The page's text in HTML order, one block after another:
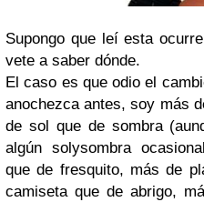
Supongo que leí esta
vete a saber dónde.
El caso es que odio el
anochezca antes, soy más
de sol que de sombra
algún solysombra
que de fresquito, más de
camiseta que de abrigo,